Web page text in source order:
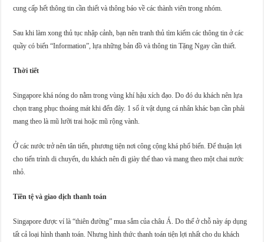
cung cấp hết thông tin cần thiết và thông báo về các thành viên trong nhóm.
Sau khi làm xong thủ tục nhập cảnh, bạn nên tranh thủ tìm kiếm các thông tin ở các
quầy có biển “Information”, lựa những bản đồ và thông tin Tặng Ngay cần thiết.
Thời tiết
Singapore khá nóng do nằm trong vùng khí hậu xích đạo. Do đó du khách nên lựa
chọn trang phục thoáng mát khi đến đây. 1 số ít vật dụng cá nhân khác bạn cần phải
mang theo là mũ lưỡi trai hoặc mũ rộng vành.
Ở các nước trở nên tân tiến, phương tiện nơi công cộng khá phổ biến. Để thuận lợi
cho tiến trình di chuyển, du khách nên đi giày thể thao và mang theo một chai nước
nhỏ.
Tiền tệ và giao dịch thanh toán
Singapore được ví là “thiên đường” mua sắm của châu Á. Do thế ở chỗ này áp dụng
tất cả loại hình thanh toán. Nhưng hình thức thanh toán tiện lợi nhất cho du khách